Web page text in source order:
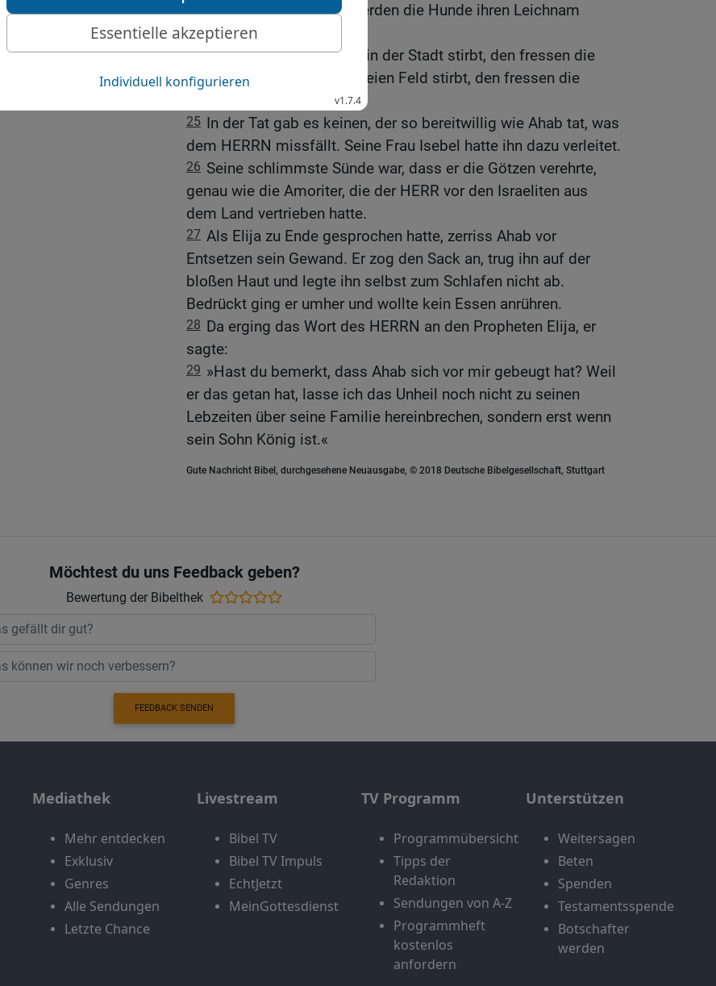
Stadtmauer von Jesreel werden die Hunde ihren Leichnam
fressen.
24 Wer von deiner Familie in der Stadt stirbt, den fressen die
Hunde, und wer auf dem freien Feld stirbt, den fressen die
25 In der Tat gab es keinen, der so bereitwillig wie Ahab tat, was
dem HERRN missfällt. Seine Frau Isebel hatte ihn dazu verleitet.
26 Seine schlimmste Sünde war, dass er die Götzen verehrte,
genau wie die Amoriter, die der HERR vor den Israeliten aus
dem Land vertrieben hatte.
27 Als Elija zu Ende gesprochen hatte, zerriss Ahab vor
Entsetzen sein Gewand. Er zog den Sack an, trug ihn auf der
bloßen Haut und legte ihn selbst zum Schlafen nicht ab.
Bedrückt ging er umher und wollte kein Essen anrühren.
28 Da erging das Wort des HERRN an den Propheten Elija, er
sagte:
29 »Hast du bemerkt, dass Ahab sich vor mir gebeugt hat? Weil
er das getan hat, lasse ich das Unheil noch nicht zu seinen
Lebzeiten über seine Familie hereinbrechen, sondern erst wenn
sein Sohn König ist.«
Gute Nachricht Bibel, durchgesehene Neuausgabe, © 2018 Deutsche Bibelgesellschaft, Stuttgart
Möchtest du uns Feedback geben?
Bewertung der Bibelthek
FEEDBACK SENDEN
Mediathek
Mehr entdecken
Exklusiv
Genres
Alle Sendungen
Letzte Chance
Livestream
Bibel TV
Bibel TV Impuls
EchtJetzt
MeinGottesdienst
TV Programm
Programmübersicht
Tipps der
Redaktion
Sendungen von A-Z
Programmheft
kostenlos
anfordern
Unterstützen
Weitersagen
Beten
Spenden
Testamentsspende
Botschafter
werden